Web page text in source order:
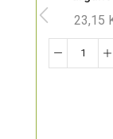
400
23,15